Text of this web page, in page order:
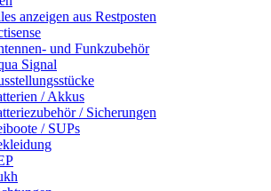
anzeigen aus Restposten
und Funkzubehör
Signal
/ Akkus
/ Sicherungen
/ SUPs